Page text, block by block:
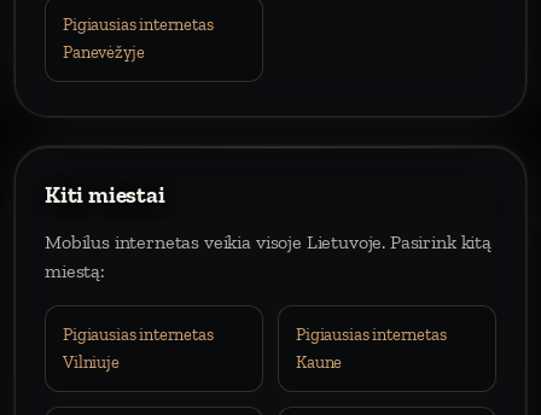
Pigiausias internetas
Panevėžyje
Kiti miestai
Mobilus internetas veikia visoje Lietuvoje. Pasirink kitą
miestą:
Pigiausias internetas
Vilniuje
Pigiausias internetas
Kaune